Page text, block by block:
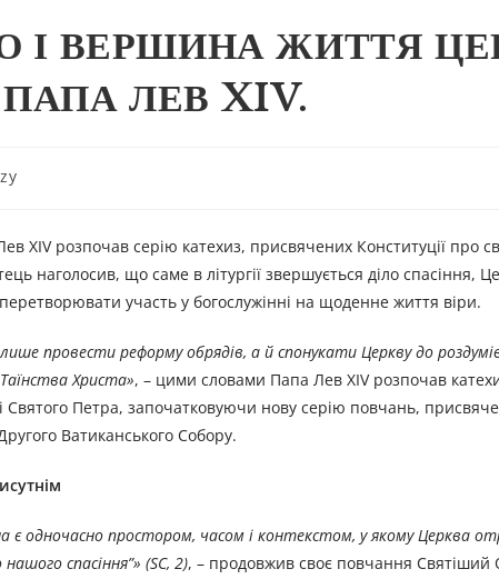
І ВЕРШИНА ЖИТТЯ
ЛЕВ XIV.
XIV розпочав серію катехиз, присвячених Конституції про
наголосив, що саме в літургії звершується діло спасіння,
участь у богослужінні на щоденне життя віри.
провести реформу обрядів, а й спонукати Церкву до
Христа», – цими словами Папа Лев XIV розпочав
Святого Петра, започатковуючи нову серію повчань,
Ватиканського Собору.
є одночасно простором, часом і контекстом, у якому Церква
спасіння”» (SC, 2), – продовжив своє повчання Святіший